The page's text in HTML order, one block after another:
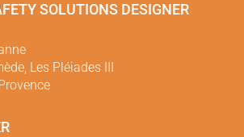
SOLUTIONS DESIGNER
Les Pléiades III